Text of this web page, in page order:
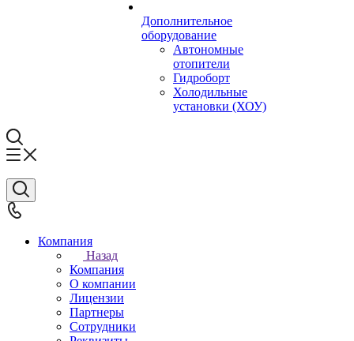
Дополнительное
оборудование
Автономные
отопители
Гидроборт
Холодильные
установки (ХОУ)
Компания
Назад
Компания
О компании
Лицензии
Партнеры
Сотрудники